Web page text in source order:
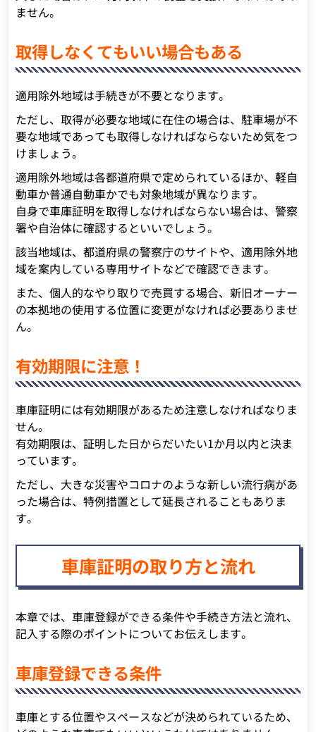
ません。
取得しなくてもいい場合もある
適用除外地域は手続きが不要となります。
ただし、取得が必要な地域に在住の場合は、駐車場が不
要な地域であっても取得しなければならないため気をつ
けましょう。
適用除外地域は各都道府県で定められているほか、軽自
動車か普通自動車かでも対象地域が異なります。
自身で車庫証明を取得しなければならない場合は、警察
署や自治体に確認するといいでしょう。
該当地域は、都道府県の警察庁のサイトや、適用除外地
域を案内している専用サイトなどで確認できます。
また、個人的なやり取りで売買する場合、新旧オーナー
の本拠地の使用する位置に変更がなければ必要ありませ
ん。
有効期限に注意！
車庫証明には有効期限があるため注意しなければなりま
せん。
有効期限は、証明した日からだいたい1か月以内と決ま
っています。
ただし、大きな災害やコロナのような新しい流行病があ
った場合は、特例措置として延長されることもありま
す。
車庫証明の取り方と流れ
本章では、車庫登録ができる条件や手続き方法と流れ、
記入する際のポイントについてお伝えします。
車庫登録できる条件
車庫とする位置やスペースなどが決められているため、